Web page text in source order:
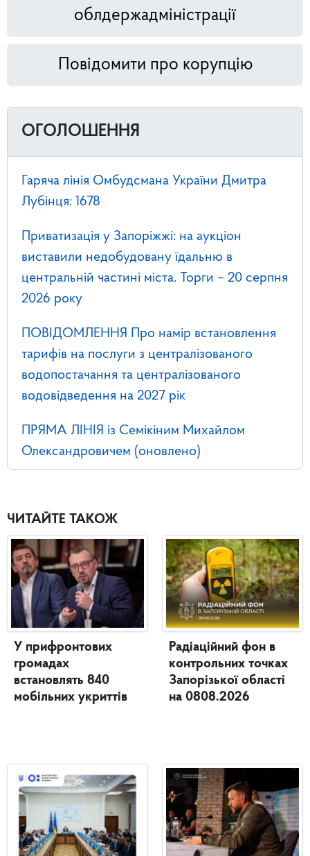
облдержадміністрації
Повідомити про корупцію
ОГОЛОШЕННЯ
Гаряча лінія Омбудсмана України Дмитра
Лубінця: 1678
Приватизація у Запоріжжі: на аукціон
виставили недобудовану їдальню в
центральній частині міста. Торги – 20 серпня
2026 року
ПОВІДОМЛЕННЯ Про намір встановлення
тарифів на послуги з централізованого
водопостачання та централізованого
водовідведення на 2027 рік
ПРЯМА ЛІНІЯ із Семікіним Михайлом
Олександровичем (оновлено)
ЧИТАЙТЕ ТАКОЖ
У прифронтових
громадах
встановлять 840
мобільних укриттів
Радіаційний фон в
контрольних точках
Запорізької області
на 0808.2026